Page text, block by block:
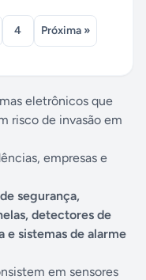
4 Próxima »
eletrônicos que
risco de invasão em
empresas e
segurança,
detectores de
e sistemas de alarme
em sensores